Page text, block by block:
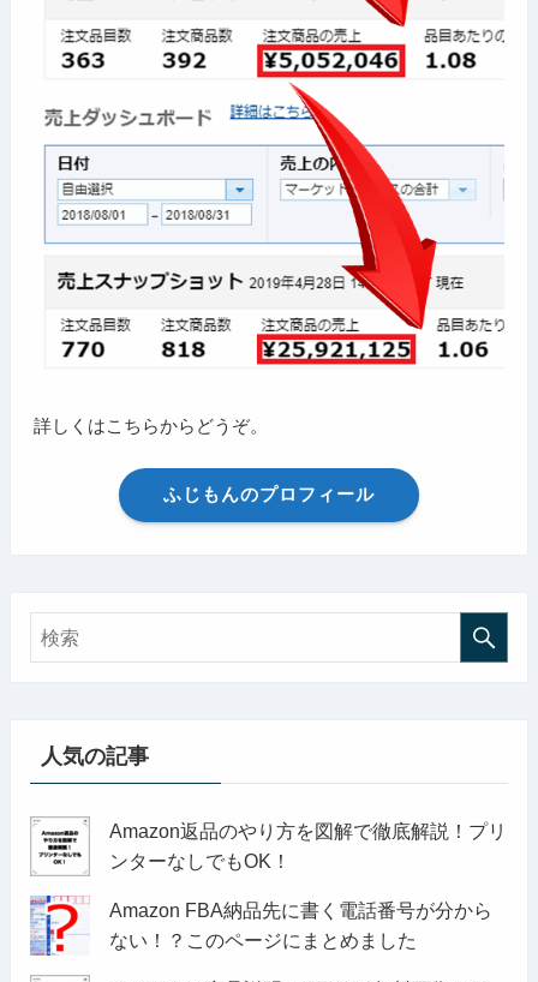
詳しくはこちらからどうぞ。
ふじもんのプロフィール
人気の記事
Amazon返品のやり方を図解で徹底解説！プリ
ンターなしでもOK！
Amazon FBA納品先に書く電話番号が分から
ない！？このページにまとめました